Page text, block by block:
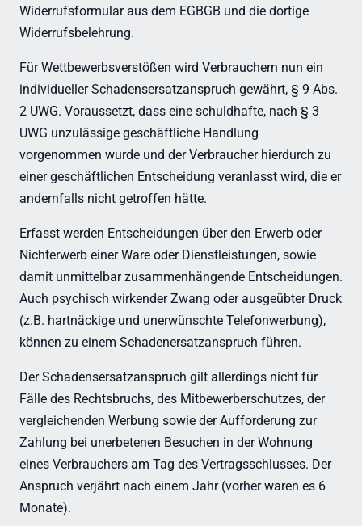
Widerrufsformular aus dem EGBGB und die dortige
Widerrufsbelehrung.
Für Wettbewerbsverstößen wird Verbrauchern nun ein
individueller Schadensersatzanspruch gewährt, § 9 Abs.
2 UWG. Voraussetzt, dass eine schuldhafte, nach § 3
UWG unzulässige geschäftliche Handlung
vorgenommen wurde und der Verbraucher hierdurch zu
einer geschäftlichen Entscheidung veranlasst wird, die er
andernfalls nicht getroffen hätte.
Erfasst werden Entscheidungen über den Erwerb oder
Nichterwerb einer Ware oder Dienstleistungen, sowie
damit unmittelbar zusammenhängende Entscheidungen.
Auch psychisch wirkender Zwang oder ausgeübter Druck
(z.B. hartnäckige und unerwünschte Telefonwerbung),
können zu einem Schadenersatzanspruch führen.
Der Schadensersatzanspruch gilt allerdings nicht für
Fälle des Rechtsbruchs, des Mitbewerberschutzes, der
vergleichenden Werbung sowie der Aufforderung zur
Zahlung bei unerbetenen Besuchen in der Wohnung
eines Verbrauchers am Tag des Vertragsschlusses. Der
Anspruch verjährt nach einem Jahr (vorher waren es 6
Monate).